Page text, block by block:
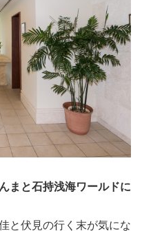
まと石持浅海ワールドに
と伏見の行く末が気にな